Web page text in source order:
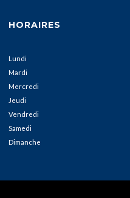
HORAIRES
Lundi
Mardi
Mercredi
Jeudi
Vendredi
Samedi
Dimanche